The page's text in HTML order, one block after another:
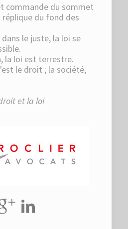
commande du sommet
du fond des
le juste, la loi se
la loi est terrestre.
le droit ; la société,
et la loi